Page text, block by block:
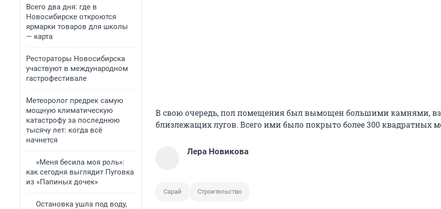
Всего два дня: где в
Новосибирске откроются
ярмарки товаров для школы
— карта
Рестораторы Новосибирска
участвуют в международном
гастрофестивале
Метеоролог предрек самую
мощную климатическую
катастрофу за последнюю
тысячу лет: когда всё
начнется
«Меня бесила моя роль»:
как сегодня выглядит Пуговка
из «Папиных дочек»
Остановка ушла под воду,
В свою очередь, пол помещения был вымощен большими камнями,
близлежащих лугов. Всего ими было покрыто более 300 квадратных
Лера Новикова
Сарай Строительство